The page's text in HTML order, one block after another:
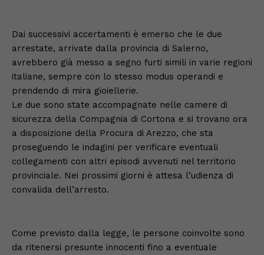
Dai successivi accertamenti è emerso che le due
arrestate, arrivate dalla provincia di Salerno,
avrebbero già messo a segno furti simili in varie regioni
italiane, sempre con lo stesso modus operandi e
prendendo di mira gioiellerie.
Le due sono state accompagnate nelle camere di
sicurezza della Compagnia di Cortona e si trovano ora
a disposizione della Procura di Arezzo, che sta
proseguendo le indagini per verificare eventuali
collegamenti con altri episodi avvenuti nel territorio
provinciale. Nei prossimi giorni è attesa l’udienza di
convalida dell’arresto.
Come previsto dalla legge, le persone coinvolte sono
da ritenersi presunte innocenti fino a eventuale